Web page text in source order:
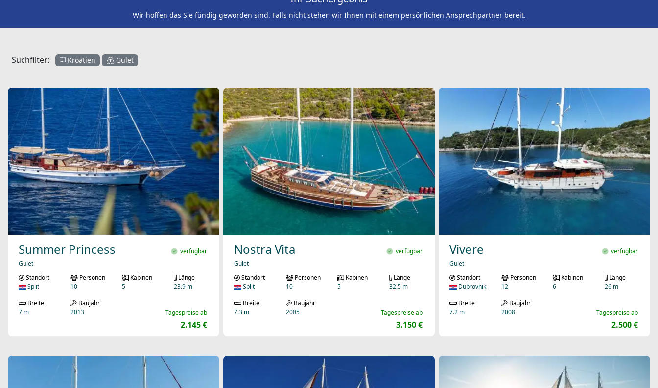
Wir hoffen das Sie fündig geworden sind. Falls nicht stehen wir Ihnen mit einem persönlichen Ansprechpartner bereit.
Suchfilter: Kroatien Gulet
Summer Princess
Gulet
verfügbar
Tagespreise ab
2.145 €
Standort
Split
Personen
10
Kabinen
5
Länge
23.9 m
Breite
7 m
Baujahr
2013
Nostra Vita
Gulet
verfügbar
Tagespreise ab
3.150 €
Standort
Split
Personen
10
Kabinen
5
Länge
32.5 m
Breite
7.3 m
Baujahr
2005
Vivere
Gulet
verfügbar
Tagespreise ab
2.500 €
Standort
Dubrovnik
Personen
12
Kabinen
6
Länge
26 m
Breite
7.2 m
Baujahr
2008